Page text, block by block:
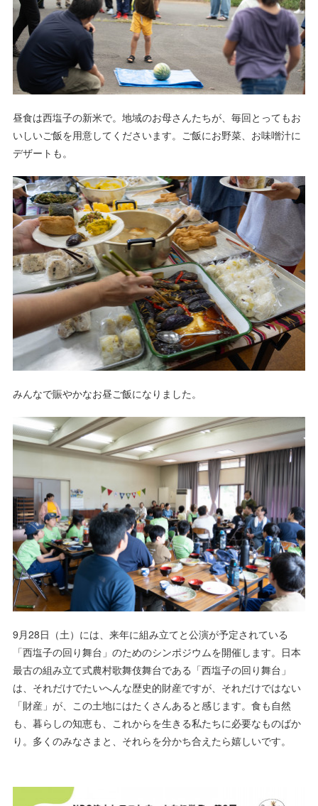
昼食は西塩子の新米で。地域のお母さんたちが、毎回とってもお
いしいご飯を用意してくださいます。ご飯にお野菜、お味噌汁に
デザートも。
みんなで賑やかなお昼ご飯になりました。
9月28日（土）には、来年に組み立てと公演が予定されている
「西塩子の回り舞台」のためのシンポジウムを開催します。日本
最古の組み立て式農村歌舞伎舞台である「西塩子の回り舞台」
は、それだけでたいへんな歴史的財産ですが、それだけではない
「財産」が、この土地にはたくさんあると感じます。食も自然
も、暮らしの知恵も、これからを生きる私たちに必要なものばか
り。多くのみなさまと、それらを分かち合えたら嬉しいです。